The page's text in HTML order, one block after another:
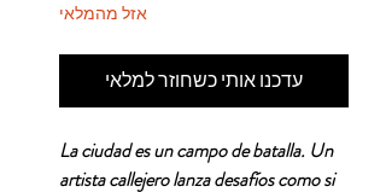
אזל מהמלאי
עדכנו אותי כשחוזר למלאי
La ciudad es un campo de batalla. Un
artista callejero lanza desafíos como si